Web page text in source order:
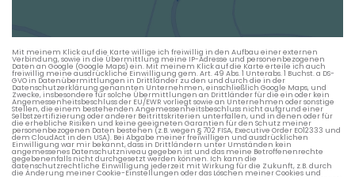
Mit meinem Klick auf die Karte willige ich freiwillig in den Aufbau einer externen
Verbindung, sowie in die Übermittlung meine IP-Adresse und personenbezogenen
Daten an Google (Google Maps) ein. Mit meinem Klick auf die Karte erteile ich auch
freiwillig meine ausdrückliche Einwilligung gem. Art. 49 Abs. 1 Unterabs. 1 Buchst. a DS-
GVO in Datenübermittlungen in Drittländer zu den und durch die in der
Datenschutzerklärung genannten Unternehmen, einschließlich Google Maps, und
Zwecke, insbesondere für solche Übermittlungen an Drittländer für die ein oder kein
Angemessenheitsbeschluss der EU/EWR vorliegt sowie an Unternehmen oder sonstige
Stellen, die einem bestehenden Angemessenheitsbeschluss nicht aufgrund einer
Selbstzertifizierung oder anderer Beitrittskriterien unterfallen, und in denen oder für
die erhebliche Risiken und keine geeigneten Garantien für den Schutz meiner
personenbezogenen Daten bestehen (z.B. wegen § 702 FISA, Executive Order EO12333 und
dem CloudAct in den USA). Bei Abgabe meiner freiwilligen und ausdrücklichen
Einwilligung war mir bekannt, dass in Drittländern unter Umständen kein
angemessenes Datenschutzniveau gegeben ist und das meine Betroffenenrechte
gegebenenfalls nicht durchgesetzt werden können. Ich kann die
datenschutzrechtliche Einwilligung jederzeit mit Wirkung für die Zukunft, z.B. durch
die Änderung meiner Cookie-Einstellungen oder das Löschen meiner Cookies und